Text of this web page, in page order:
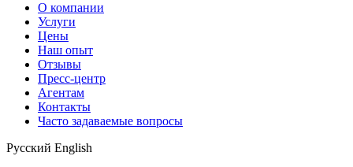
О компании
Услуги
Цены
Наш опыт
Отзывы
Пресс-центр
Агентам
Контакты
Часто задаваемые вопросы
Русский English